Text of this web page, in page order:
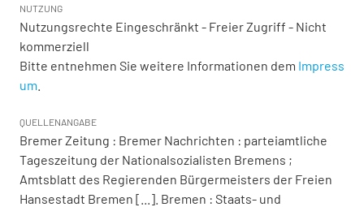
NUTZUNG
Nutzungsrechte Eingeschränkt - Freier Zugriff - Nicht
kommerziell
Bitte entnehmen Sie weitere Informationen dem Impress
um
QUELLENANGABE
Bremer Zeitung : Bremer Nachrichten : parteiamtliche
Tageszeitung der Nationalsozialisten Bremens ;
Amtsblatt des Regierenden Bürgermeisters der Freien
Hansestadt Bremen [...]. Bremen : Staats- und